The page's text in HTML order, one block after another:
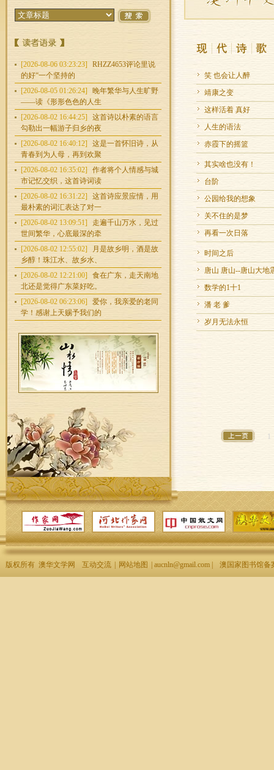
[2026-08-06 03:23:23]
RHZZ4653评论里说
的好“一个坚持的
[2026-08-05 01:26:24]
晚年繁华与人生旷野
——读《形形色色的人生
[2026-08-02 16:44:25]
这首诗以朴素的语言
勾勒出一幅游子归乡的夜
[2026-08-02 16:40:12]
这是一首怀旧诗，从
青春到为人母，再到欢聚
[2026-08-02 16:35:02]
作者将个人情感与城
市记忆交织，这首诗词读
[2026-08-02 16:31:22]
这首诗应景应情，用
最朴素的词汇表达了对一
[2026-08-02 13:09:51]
走遍千山万水，见过
世间繁华，心底最深的牵
[2026-08-02 12:55:02]
月是故乡明，酒是故
乡醇！珠江水、故乡水、
[2026-08-02 12:21:00]
食在广东，走天南地
北还是觉得广东菜好吃。
[2026-08-02 06:23:06]
爱你，我亲爱的老同
学！感谢上天赐予我们的
笑 也会让人醉
靖康之变
这样活着 真好
人生的语法
赤霞下的摇篮
其实啥也没有！
台阶
公园给我的想象
关不住的是梦
再看一次日落
时间之后
唐山 唐山--唐山大地
数学的1十1
潘 老 爹
岁月无法永恒
1
版权所有 澳华文学网 互动交流 网站地图 | aucnln@gmail.com | 澳国家图书馆备